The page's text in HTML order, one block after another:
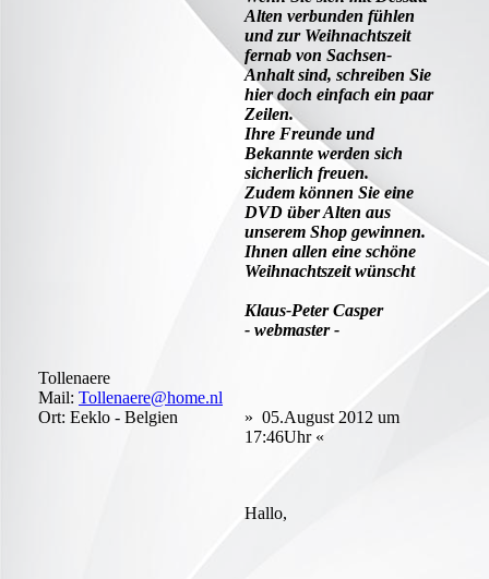
Alten verbunden fühlen
und zur Weihnachtszeit
fernab von Sachsen-
Anhalt sind, schreiben Sie
hier doch einfach ein paar
Zeilen.
Ihre Freunde und
Bekannte werden sich
sicherlich freuen.
Zudem können Sie eine
DVD über Alten aus
unserem Shop gewinnen.
Ihnen allen eine schöne
Weihnachtszeit wünscht
Klaus-Peter Casper
- webmaster -
Tollenaere
Mail: Tollenaere@home.nl
Ort: Eeklo - Belgien
» 05.August 2012 um
17:46Uhr «
Hallo,